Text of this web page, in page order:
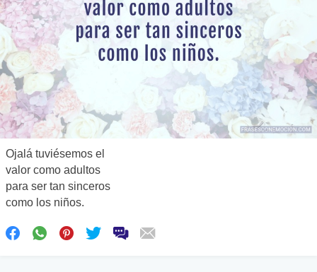
Ojalá tuviésemos el
valor como adultos
para ser tan sinceros
como los niños.